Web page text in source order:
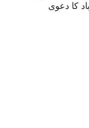
کا دعوی